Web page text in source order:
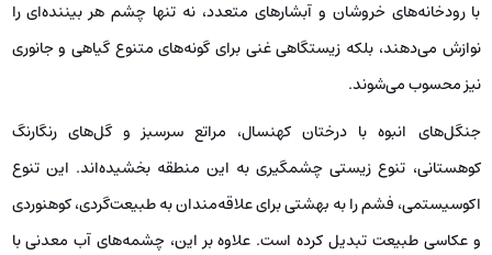
با رودخانه‌های خروشان و آبشارهای متعدد، نه تنها چشم هر بیننده‌ای را
نوازش می‌دهند، بلکه زیستگاهی غنی برای گونه‌های متنوع گیاهی و جانوری
نیز محسوب می‌شوند.
جنگل‌های انبوه با درختان کهنسال، مراتع سرسبز و گل‌های رنگارنگ
کوهستانی، تنوع زیستی چشمگیری به این منطقه بخشیده‌اند. این تنوع
اکوسیستمی، فشم را به بهشتی برای علاقه‌مندان به طبیعت‌گردی، کوهنوردی
و عکاسی طبیعت تبدیل کرده است. علاوه بر این، چشمه‌های آب معدنی با